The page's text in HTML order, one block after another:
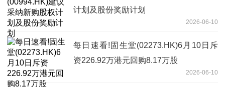
计划及股份奖励计划
2026-06-10
每日速看!固生堂(02273.HK)6月10日斥
资226.92万港元回购8.17万股
2026-06-10